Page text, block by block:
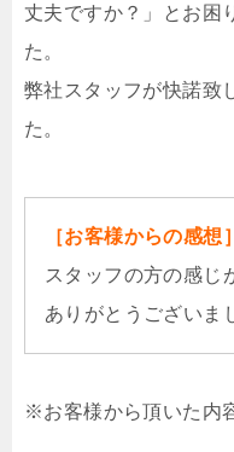
丈夫ですか？」とお困
た。
弊社スタッフが快諾致
た。
［お客様からの感想］
スタッフの方の感じ
ありがとうございま
※お客様から頂いた内